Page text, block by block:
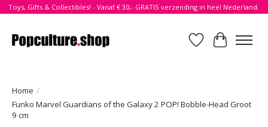
Toys, Gifts & Collectibles! - Vanaf € 30,- GRATIS verzending in heel Nederland.
Verlanglijst
Home /
Funko Marvel Guardians of the Galaxy 2 POP! Bobble-Head Groot
9 cm